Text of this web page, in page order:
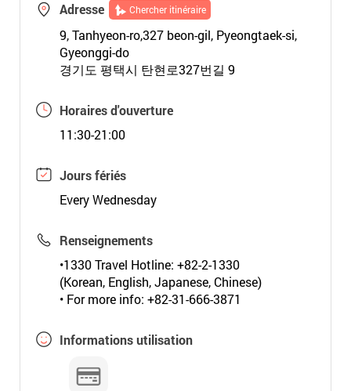
Adresse Chercher itinéraire
9, Tanhyeon-ro,327 beon-gil, Pyeongtaek-si,
Gyeonggi-do
경기도 평택시 탄현로327번길 9
Horaires d'ouverture
11:30-21:00
Jours fériés
Every Wednesday
Renseignements
•1330 Travel Hotline: +82-2-1330
(Korean, English, Japanese, Chinese)
• For more info: +82-31-666-3871
Informations utilisation